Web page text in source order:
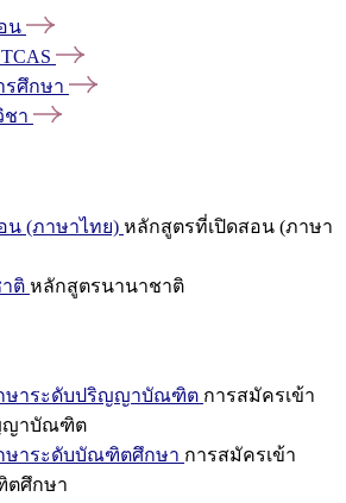
น
TCAS
รศึกษา
า
น (ภาษาไทย) หลักสูตรที่เปิดสอน (ภาษา
ติ หลักสูตรนานาชาติ
ษาระดับปริญญาบัณฑิต การสมัครเข้า
ญาบัณฑิต
ษาระดับบัณฑิตศึกษา การสมัครเข้า
ตศึกษา